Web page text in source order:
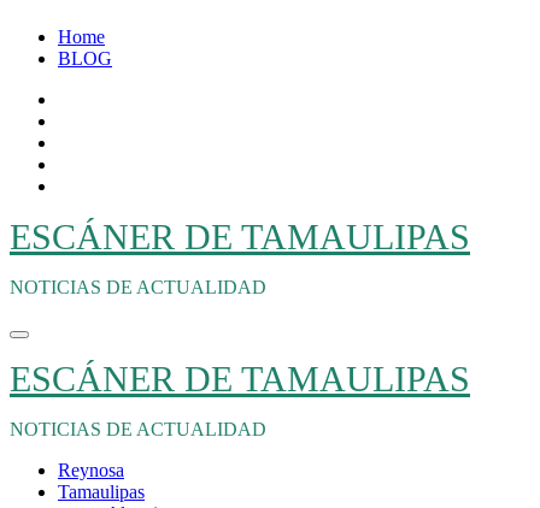
Home
BLOG
ESCÁNER DE TAMAULIPAS
NOTICIAS DE ACTUALIDAD
ESCÁNER DE TAMAULIPAS
NOTICIAS DE ACTUALIDAD
Reynosa
Tamaulipas